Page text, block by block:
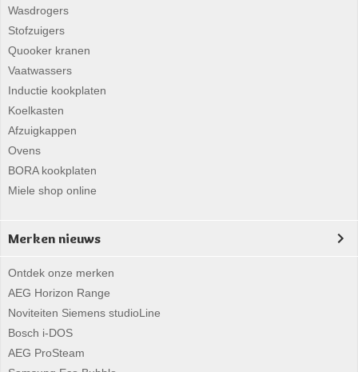
Wasdrogers
Stofzuigers
Quooker kranen
Vaatwassers
Inductie kookplaten
Koelkasten
Afzuigkappen
Ovens
BORA kookplaten
Miele shop online
Merken nieuws
Ontdek onze merken
AEG Horizon Range
Noviteiten Siemens studioLine
Bosch i-DOS
AEG ProSteam